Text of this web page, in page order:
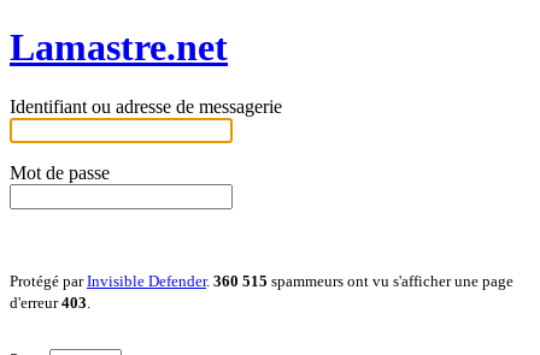
Lamastre.net
Identifiant ou adresse de messagerie
Mot de passe
Protégé parInvisible Defender. 360 515 spammeurs ont vu s'afficher une page
d'erreur403